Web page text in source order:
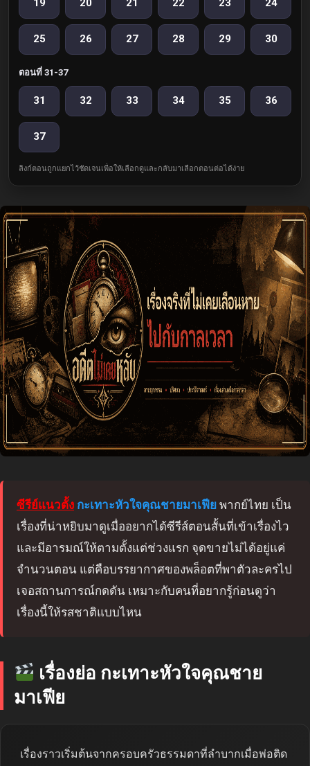
19 20 21 22 23 24
25 26 27 28 29 30
ตอนที่ 31-37
31 32 33 34 35 36
37
ลิงก์ตอนถูกแยกไว้ชัดเจนเพื่อให้เลือกดูและกลับมาเลือกตอนต่อได้ง่าย
ซีรีย์แนวตั้ง กะเทาะหัวใจคุณชายมาเฟีย พากย์ไทย เป็น
เรื่องที่น่าหยิบมาดูเมื่ออยากได้ซีรีส์ตอนสั้นที่เข้าเรื่องไว
และมีอารมณ์ให้ตามตั้งแต่ช่วงแรก จุดขายไม่ได้อยู่แค่
จำนวนตอน แต่คือบรรยากาศของพล็อตที่พาตัวละครไป
เจอสถานการณ์กดดัน เหมาะกับคนที่อยากรู้ก่อนดูว่า
เรื่องนี้ให้รสชาติแบบไหน
เรื่องย่อ กะเทาะหัวใจคุณชาย
มาเฟีย
เรื่องราวเริ่มต้นจากครอบครัวธรรมดาที่ลำบากเมื่อพ่อติด